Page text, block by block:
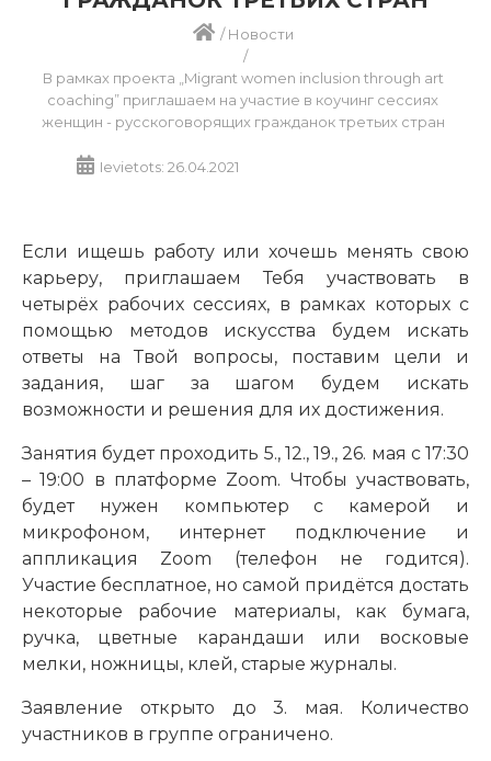
/Новости
/
В рамках проекта „Migrant women inclusion through art
coaching” приглашаем на участие в коучинг сессиях
женщин - русскоговорящих гражданок третьих стран
Ievietots: 26.04.2021
Если ищешь работу или хочешь менять свою
карьеру, приглашаем Тебя участвовать в
четырёх рабочих сессиях, в рамках которых с
помощью методов искусства будем искать
ответы на Твой вопросы, поставим цели и
задания, шаг за шагом будем искать
возможности и решения для их достижения.
Занятия будет проходить 5., 12., 19., 26. мая с 17:30
– 19:00 в платформе Zoom. Чтобы участвовать,
будет нужен компьютер с камерой и
микрофоном, интернет подключение и
аппликация Zoom (телефон не годится).
Участие бесплатное, но самой придётся достать
некоторые рабочие материалы, как бумага,
ручка, цветные карандаши или восковые
мелки, ножницы, клей, старые журналы.
Заявление открыто до 3. мая. Количество
участников в группе ограничено.